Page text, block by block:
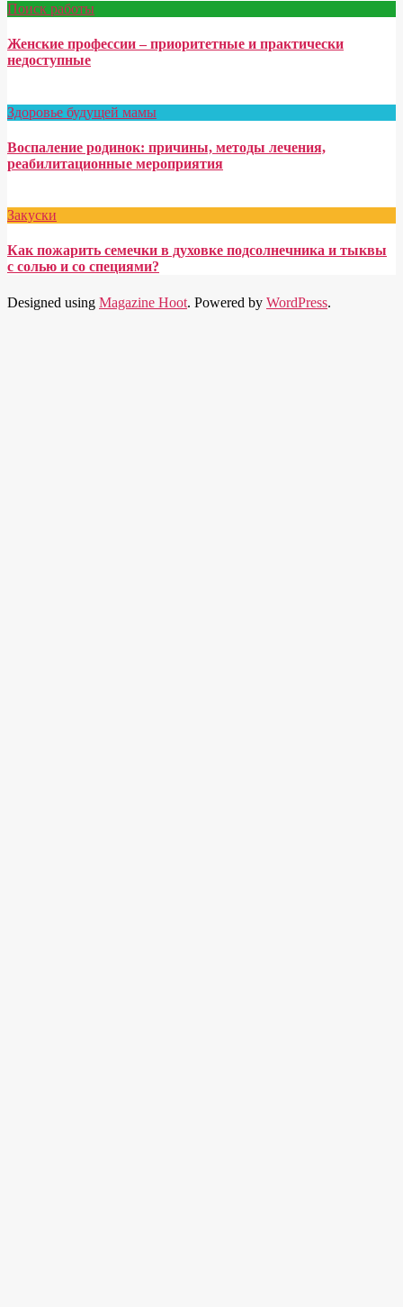
Поиск работы
Женские профессии – приоритетные и практически
недоступные
Здоровье будущей мамы
Воспаление родинок: причины, методы лечения,
реабилитационные мероприятия
Закуски
Как пожарить семечки в духовке подсолнечника и тыквы
с солью и со специями?
Designed using Magazine Hoot. Powered by WordPress.